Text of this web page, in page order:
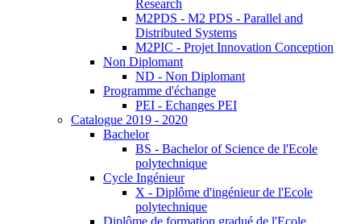
Research
M2PDS - M2 PDS - Parallel and
Distributed Systems
M2PIC - Projet Innovation Conception
Non Diplomant
ND - Non Diplomant
Programme d'échange
PEI - Echanges PEI
Catalogue 2019 - 2020
Bachelor
BS - Bachelor of Science de l'Ecole
polytechnique
Cycle Ingénieur
X - Diplôme d'ingénieur de l'Ecole
polytechnique
Diplôme de formation gradué de l'Ecole